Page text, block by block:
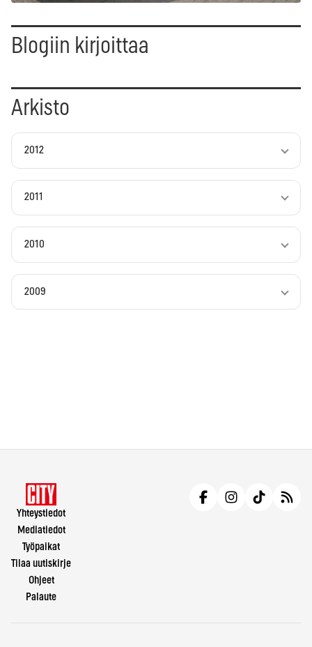
Blogiin kirjoittaa
Arkisto
2012
2011
2010
2009
Yhteystiedot
Mediatiedot
Työpaikat
Tilaa uutiskirje
Ohjeet
Palaute